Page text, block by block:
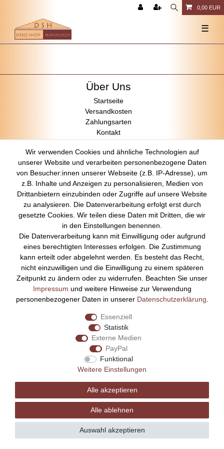
0,00 EUR
☰
Über Uns
Startseite
Versandkosten
Zahlungsarten
Kontakt
Rechtliches
Impressum
AGB
Datenschutz
Widerrufsrecht
Vertrag widerrufen
Bezahlen Sie bequem per
Wir verwenden Cookies und ähnliche Technologien auf
unserer Website und verarbeiten personenbezogene Daten
von Besucher:innen unserer Webseite (z.B. IP-Adresse), um
z.B. Inhalte und Anzeigen zu personalisieren, Medien von
Drittanbietern einzubinden oder Zugriffe auf unsere Website
zu analysieren. Die Datenverarbeitung erfolgt erst durch
gesetzte Cookies. Wir teilen diese Daten mit Dritten, die wir
in den Einstellungen benennen.
Die Datenverarbeitung kann mit Einwilligung oder aufgrund
eines berechtigten Interesses erfolgen. Die Zustimmung
kann erteilt oder abgelehnt werden. Es besteht das Recht,
nicht einzuwilligen und die Einwilligung zu einem späteren
Zeitpunkt zu ändern oder zu widerrufen. Beachten Sie unser
Impressum und weitere Hinweise zur Verwendung
personenbezogener Daten in unserer Daten­schutz­erklärung
Essenziell
Statistik
Externe Medien
PayPal
Funktional
Weitere Einstellungen
Alle akzeptieren
Alle ablehnen
Auswahl akzeptieren